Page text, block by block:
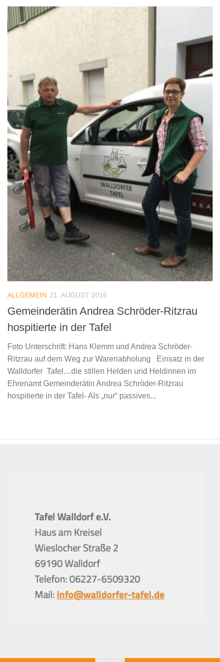
ALLGEMEIN 21. AUGUST 2016
Gemeinderätin Andrea Schröder-Ritzrau
hospitierte in der Tafel
Foto Unterschrift: Hans Klemm und Andrea Schröder-
Ritzrau auf dem Weg zur Warenabholung Einsatz in der
Walldorfer Tafel…die stillen Helden und Heldinnen im
Ehrenamt Gemeinderätin Andrea Schröder-Ritzrau
hospitierte in der Tafel- Als „nur“ passives...